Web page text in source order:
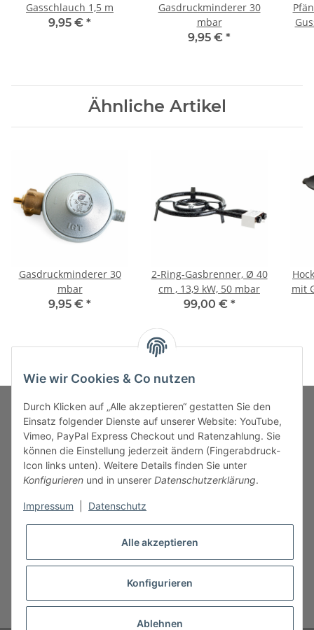
Gasschlauch 1,5 m
9,95 € *
Gasdruckminderer 30
mbar
9,95 € *
Ähnliche Artikel
Gasdruckminderer 30
mbar
9,95 € *
2-Ring-Gasbrenner, Ø 40
cm , 13,9 kW, 50 mbar
99,00 € *
mit
MARKENWELT
SERVICE
INFORMATIONEN
* Alle Preise inkl. gesetzlicher USt., zzgl.Versand
Wie wir Cookies & Co nutzen
Durch Klicken auf „Alle akzeptieren“ gestatten Sie den
Einsatz folgender Dienste auf unserer Website: YouTube,
Vimeo, PayPal Express Checkout und Ratenzahlung. Sie
können die Einstellung jederzeit ändern (Fingerabdruck-
Icon links unten). Weitere Details finden Sie unter
Konfigurieren und in unserer Datenschutzerklärung.
Impressum Datenschutz
Alle akzeptieren
Konfigurieren
Ablehnen